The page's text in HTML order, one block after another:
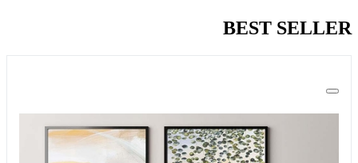
BEST SELLER